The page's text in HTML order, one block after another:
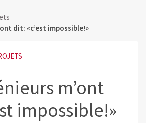
dit: «c’est impossible!»
m’ont
impossible!»